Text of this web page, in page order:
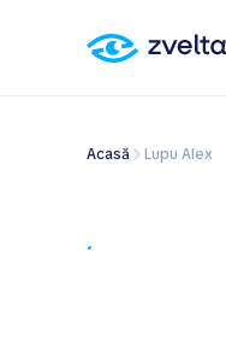
Acasă Lupu Alex